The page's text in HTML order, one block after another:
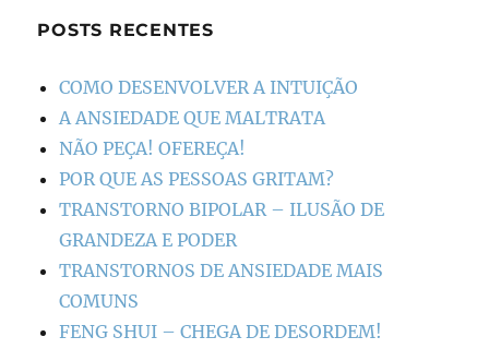
POSTS RECENTES
COMO DESENVOLVER A INTUIÇÃO
A ANSIEDADE QUE MALTRATA
NÃO PEÇA! OFEREÇA!
POR QUE AS PESSOAS GRITAM?
TRANSTORNO BIPOLAR – ILUSÃO DE
GRANDEZA E PODER
TRANSTORNOS DE ANSIEDADE MAIS
COMUNS
FENG SHUI – CHEGA DE DESORDEM!